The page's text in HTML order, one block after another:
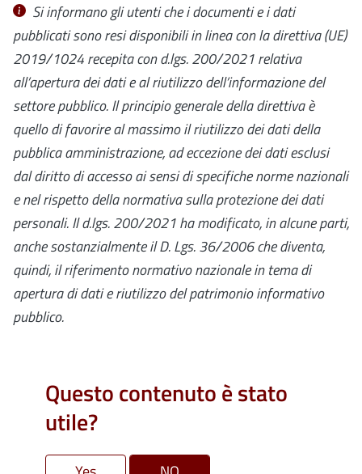
Si informano gli utenti che i documenti e i dati
pubblicati sono resi disponibili in linea con ladirettiva (UE)
2019/1024recepita con d.lgs. 200/2021relativa
all’apertura dei dati e al riutilizzo dell’informazione del
settore pubblico. Il principio generale della direttiva è
quello di favorire al massimo il riutilizzo dei dati della
pubblica amministrazione, ad eccezione dei dati esclusi
dal diritto di accesso ai sensi di specifiche norme nazionali
e nel rispetto della normativa sulla protezione dei dati
personali.Ild.lgs. 200/2021ha modificato, in alcune parti,
anche sostanzialmente il D. Lgs. 36/2006 chediventa,
quindi, il riferimento normativo nazionale in tema di
apertura di dati e riutilizzo del patrimonio informativo
pubblico.
Questo contenuto è stato
utile?